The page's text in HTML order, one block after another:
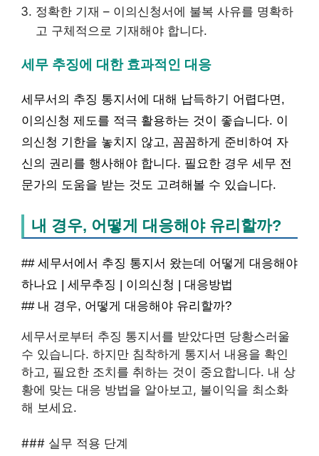
정확한 기재 – 이의신청서에 불복 사유를 명확하
고 구체적으로 기재해야 합니다.
세무 추징에 대한 효과적인 대응
세무서의 추징 통지서에 대해 납득하기 어렵다면,
이의신청 제도를 적극 활용하는 것이 좋습니다. 이
의신청 기한을 놓치지 않고, 꼼꼼하게 준비하여 자
신의 권리를 행사해야 합니다. 필요한 경우 세무 전
문가의 도움을 받는 것도 고려해볼 수 있습니다.
내 경우, 어떻게 대응해야 유리할까?
## 세무서에서 추징 통지서 왔는데 어떻게 대응해야
하나요 | 세무추징 | 이의신청 | 대응방법
## 내 경우, 어떻게 대응해야 유리할까?
세무서로부터 추징 통지서를 받았다면 당황스러울
수 있습니다. 하지만 침착하게 통지서 내용을 확인
하고, 필요한 조치를 취하는 것이 중요합니다. 내 상
황에 맞는 대응 방법을 알아보고, 불이익을 최소화
해 보세요.
### 실무 적용 단계